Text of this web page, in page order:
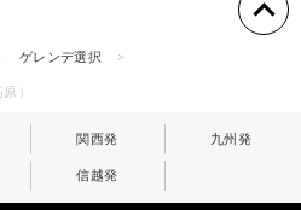
ゲレンデ選択
）
関西発 九州発
信越発